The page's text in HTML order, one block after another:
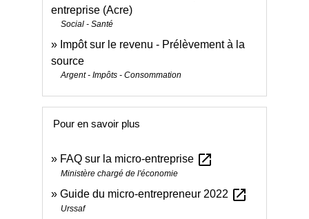
entreprise (Acre)
Social - Santé
Impôt sur le revenu - Prélèvement à la
source
Argent - Impôts - Consommation
Pour en savoir plus
FAQ sur la micro-entreprise open_in_new
Ministère chargé de l'économie
Guide du micro-entrepreneur 2022 open_in_new
Urssaf